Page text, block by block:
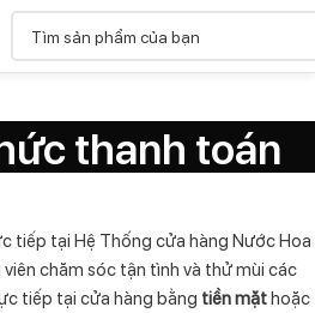
thanh toán
tiếp tại Hệ Thống cửa hàng Nước Hoa
chăm sóc tận tình và thử mùi các
tiếp tại cửa hàng bằng tiền mặthoặc